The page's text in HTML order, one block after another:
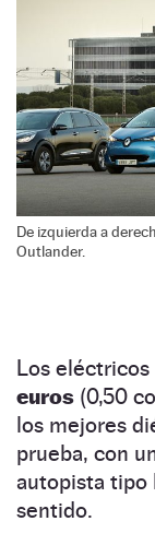
De izquierda a
Outlander.
Los
euros (0,50
los mejores
prueba, con
autopista tipo
sentido.